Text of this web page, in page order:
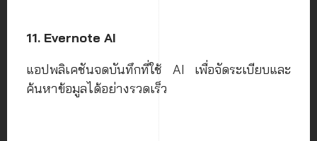
11. Evernote AI
แอปพลิเคชันจดบันทึกที่ใช้ AI เพื่อจัดระเบียบและ
ค้นหาข้อมูลได้อย่างรวดเร็ว